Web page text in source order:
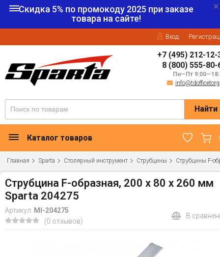
Скидка 5% по промокоду 2025 при заказе
товара на сайте!
Вход
+7 (495) 212-12-
8 (800) 555-80-
Пн—Пт
Найти
Каталог товаров
Главная Sparta Столярный инструмент Струбцины Струбцины F-
Струбцина F-образная, 200 х 80 х 260 мм
Sparta 204275
Артикул: MI-204275
(0 отзывов)
В